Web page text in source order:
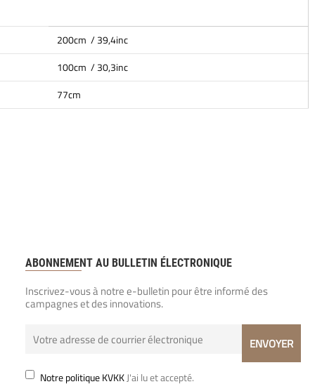
200cm / 39,4inc
100cm / 30,3inc
77cm
ABONNEMENT AU BULLETIN ÉLECTRONIQUE
Inscrivez-vous à notre e-bulletin pour être informé des
campagnes et des innovations.
Notre politique KVKKJ'ai lu et accepté.